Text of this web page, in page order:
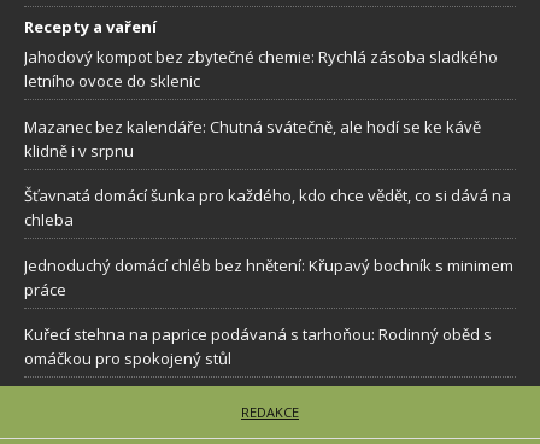
Recepty a vaření
Jahodový kompot bez zbytečné chemie: Rychlá zásoba sladkého
letního ovoce do sklenic
Mazanec bez kalendáře: Chutná svátečně, ale hodí se ke kávě
klidně i v srpnu
Šťavnatá domácí šunka pro každého, kdo chce vědět, co si dává na
chleba
Jednoduchý domácí chléb bez hnětení: Křupavý bochník s minimem
práce
Kuřecí stehna na paprice podávaná s tarhoňou: Rodinný oběd s
omáčkou pro spokojený stůl
REDAKCE